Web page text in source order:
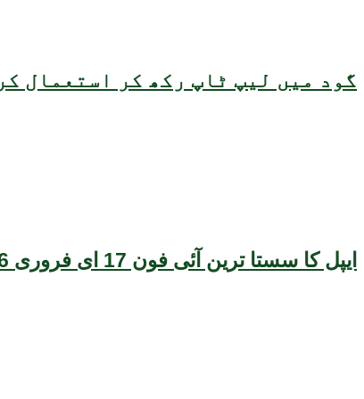
گود میں لیپ ٹاپ رکھ کر استعمال
ایپل کا سستا ترین آئی فون 17 ای فروری 2026 میں متعارف ہونے کا امکان، قیمت بھی سامنے آگئی